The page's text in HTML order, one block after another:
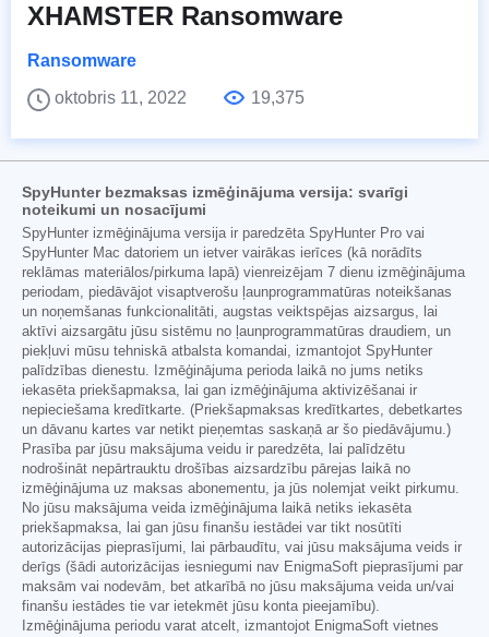
XHAMSTER Ransomware
Ransomware
oktobris 11, 2022
19,375
SpyHunter bezmaksas izmēģinājuma versija: svarīgi
noteikumi un nosacījumi
SpyHunter izmēģinājuma versija ir paredzēta SpyHunter Pro vai
SpyHunter Mac datoriem un ietver vairākas ierīces (kā norādīts
reklāmas materiālos/pirkuma lapā) vienreizējam 7 dienu izmēģinājuma
periodam, piedāvājot visaptverošu ļaunprogrammatūras noteikšanas
un noņemšanas funkcionalitāti, augstas veiktspējas aizsargus, lai
aktīvi aizsargātu jūsu sistēmu no ļaunprogrammatūras draudiem, un
piekļuvi mūsu tehniskā atbalsta komandai, izmantojot SpyHunter
palīdzības dienestu. Izmēģinājuma perioda laikā no jums netiks
iekasēta priekšapmaksa, lai gan izmēģinājuma aktivizēšanai ir
nepieciešama kredītkarte. (Priekšapmaksas kredītkartes, debetkartes
un dāvanu kartes var netikt pieņemtas saskaņā ar šo piedāvājumu.)
Prasība par jūsu maksājuma veidu ir paredzēta, lai palīdzētu
nodrošināt nepārtrauktu drošības aizsardzību pārejas laikā no
izmēģinājuma uz maksas abonementu, ja jūs nolemjat veikt pirkumu.
No jūsu maksājuma veida izmēģinājuma laikā netiks iekasēta
priekšapmaksa, lai gan jūsu finanšu iestādei var tikt nosūtīti
autorizācijas pieprasījumi, lai pārbaudītu, vai jūsu maksājuma veids ir
derīgs (šādi autorizācijas iesniegumi nav EnigmaSoft pieprasījumi par
maksām vai nodevām, bet atkarībā no jūsu maksājuma veida un/vai
finanšu iestādes tie var ietekmēt jūsu konta pieejamību).
Izmēģinājuma periodu varat atcelt, izmantojot EnigmaSoft vietnes